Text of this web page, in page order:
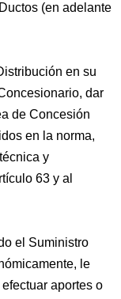
(en adelante
en su
dar
de Concesión
en la norma,
y
63 y al
el Suministro
le
aportes o